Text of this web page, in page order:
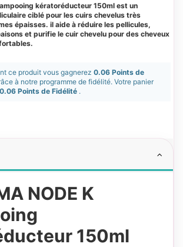
kératoréducteur 150ml est un
ciblé pour les cuirs chevelus très
épaisses. il aide à réduire les pellicules,
et purifie le cuir chevelu pour des cheveux
ce produit vous gagnerez 0.06 Points de
à notre programme de fidélité. Votre panier
0.06 Points de Fidélité .
NODE K
150ml